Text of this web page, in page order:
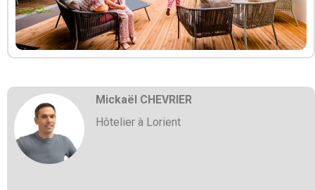
Mickaël CHEVRIER
Hôtelier à Lorient